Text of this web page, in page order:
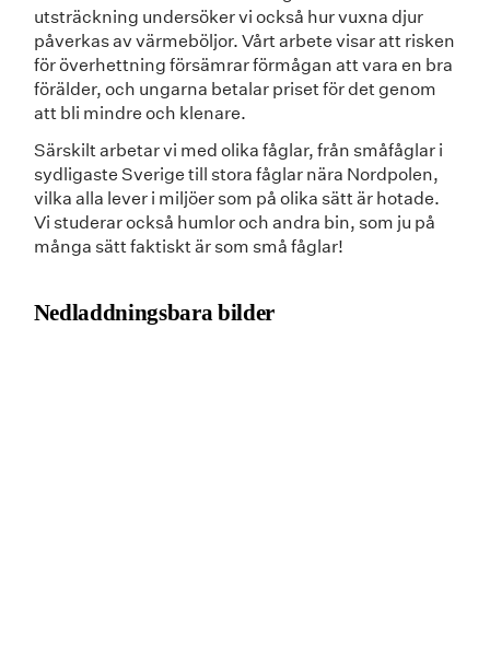
utsträckning undersöker vi också hur vuxna djur
påverkas av värmeböljor. Vårt arbete visar att risken
för överhettning försämrar förmågan att vara en bra
förälder, och ungarna betalar priset för det genom
att bli mindre och klenare.
Särskilt arbetar vi med olika fåglar, från småfåglar i
sydligaste Sverige till stora fåglar nära Nordpolen,
vilka alla lever i miljöer som på olika sätt är hotade.
Vi studerar också humlor och andra bin, som ju på
många sätt faktiskt är som små fåglar!
Nedladdningsbara bilder